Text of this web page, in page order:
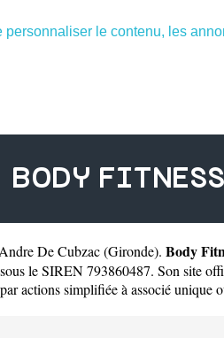
le contenu, les
BODY
De Cubzac(Gironde). Body
le SIREN 793860487. Son site
actions simplifiée à associé unique